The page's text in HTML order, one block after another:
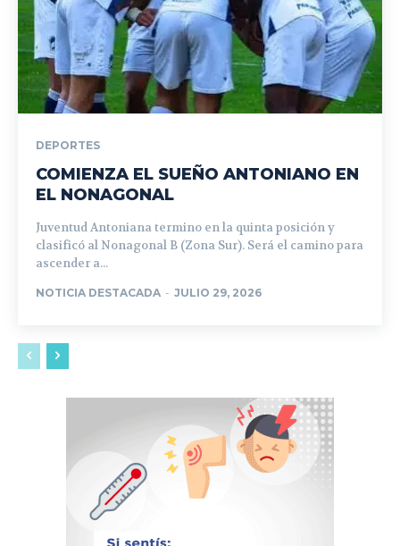
DEPORTES
COMIENZA EL SUEÑO ANTONIANO EN
EL NONAGONAL
Juventud Antoniana termino en la quinta posición y
clasificó al Nonagonal B (Zona Sur). Será el camino para
ascender a...
NOTICIA DESTACADA - JULIO 29, 2026